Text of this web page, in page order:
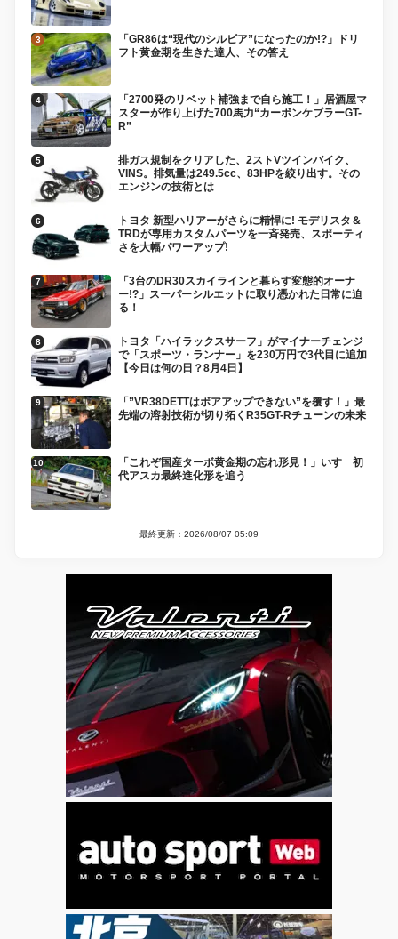
「GR86は“現代のシルビア”になったのか!?」ドリ
フト黄金期を生きた達人、その答え
「2700発のリベット補強まで自ら施工！」居酒屋マ
スターが作り上げた700馬力“カーボンケブラーGT-
R”
排ガス規制をクリアした、2ストVツインバイク、
VINS。排気量は249.5cc、83HPを絞り出す。その
エンジンの技術とは
トヨタ 新型ハリアーがさらに精悍に! モデリスタ＆
TRDが専用カスタムパーツを一斉発売、スポーティ
さを大幅パワーアップ!
「3台のDR30スカイラインと暮らす変態的オーナ
ー!?」スーパーシルエットに取り憑かれた日常に迫
る！
トヨタ「ハイラックスサーフ」がマイナーチェンジ
で「スポーツ・ランナー」を230万円で3代目に追加
【今日は何の日？8月4日】
「”VR38DETTはボアアップできない”を覆す！」最
先端の溶射技術が切り拓くR35GT-Rチューンの未来
「これぞ国産ターボ黄金期の忘れ形見！」いすゞ初
代アスカ最終進化形を追う
最終更新：2026/08/07 05:09